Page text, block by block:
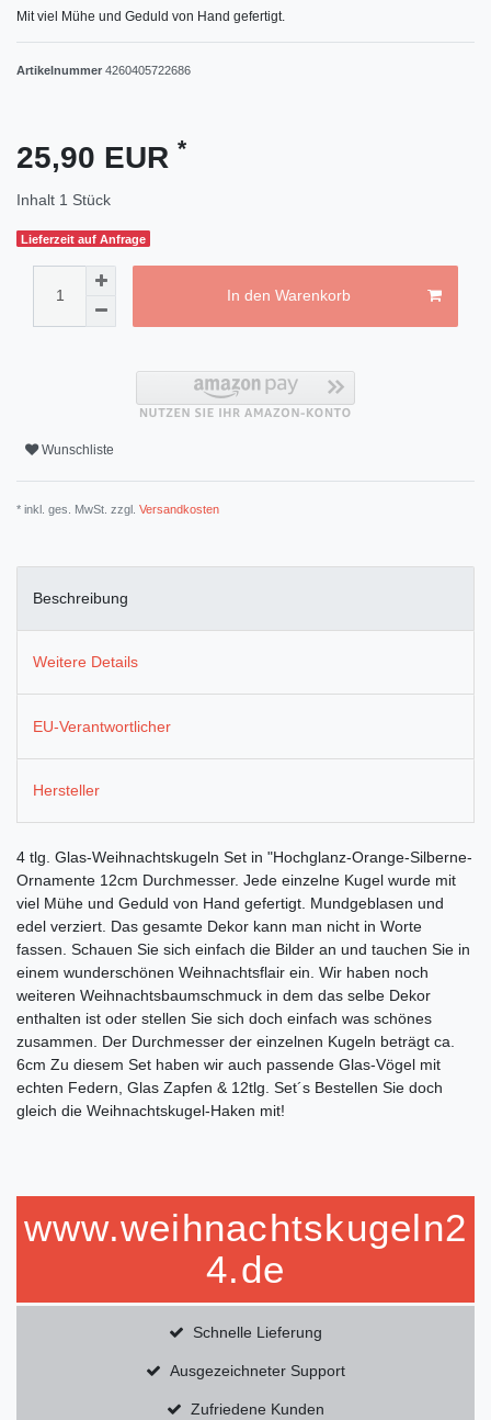
Mit viel Mühe und Geduld von Hand gefertigt.
Artikelnummer 4260405722686
25,90 EUR *
Inhalt 1 Stück
Lieferzeit auf Anfrage
In den Warenkorb
Wunschliste
* inkl. ges. MwSt. zzgl. Versandkosten
Beschreibung
Weitere Details
EU-Verantwortlicher
Hersteller
4 tlg. Glas-Weihnachtskugeln Set in "Hochglanz-Orange-Silberne-
Ornamente 12cm Durchmesser. Jede einzelne Kugel wurde mit
viel Mühe und Geduld von Hand gefertigt. Mundgeblasen und
edel verziert. Das gesamte Dekor kann man nicht in Worte
fassen. Schauen Sie sich einfach die Bilder an und tauchen Sie in
einem wunderschönen Weihnachtsflair ein. Wir haben noch
weiteren Weihnachtsbaumschmuck in dem das selbe Dekor
enthalten ist oder stellen Sie sich doch einfach was schönes
zusammen. Der Durchmesser der einzelnen Kugeln beträgt ca.
6cm Zu diesem Set haben wir auch passende Glas-Vögel mit
echten Federn, Glas Zapfen & 12tlg. Set´s Bestellen Sie doch
gleich die Weihnachtskugel-Haken mit!
www.weihnachtskugeln2
4.de
Schnelle Lieferung
Ausgezeichneter Support
Zufriedene Kunden